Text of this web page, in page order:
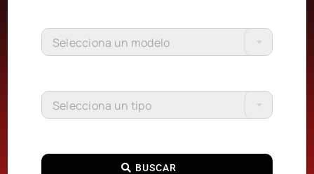
Selecciona un modelo
Selecciona un tipo
BUSCAR